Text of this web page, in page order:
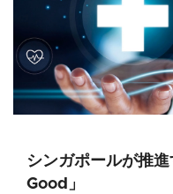
シンガポールが推
Good」